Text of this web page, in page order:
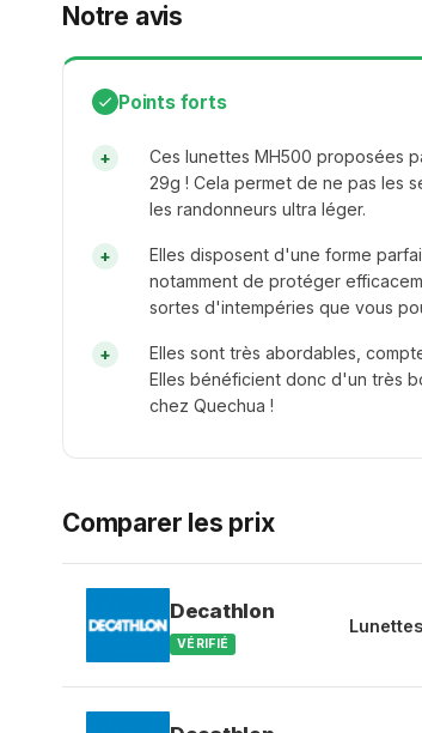
Notre avis
Points forts
Ces lunettes MH500 proposées
29g ! Cela permet de ne pas les
les randonneurs ultra léger.
Elles disposent d'une forme
notamment de protéger
sortes d'intempéries que vous
Elles sont très abordables,
Elles bénéficient donc d'un très
chez Quechua !
Comparer les prix
Decathlon
VÉRIFIÉ